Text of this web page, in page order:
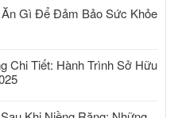
Gì Để Đảm Bảo Sức Khỏe
Chi Tiết: Hành Trình Sở Hữu